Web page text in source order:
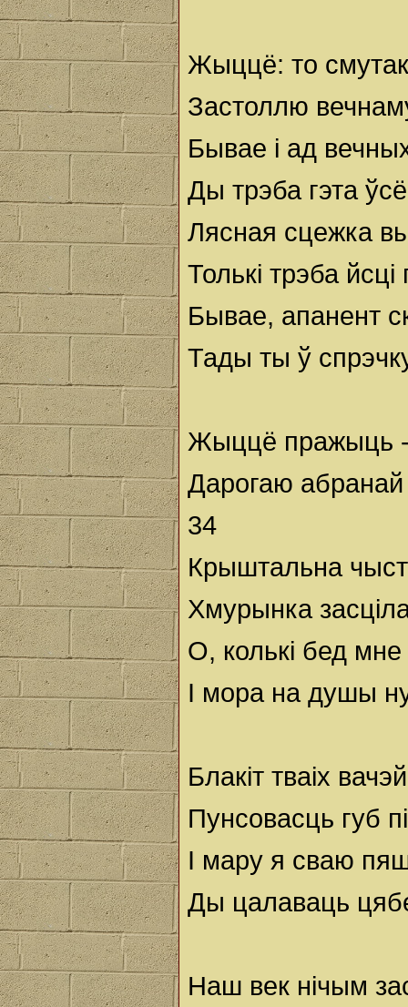
Жыццё: то
Застоллю
Бывае і ад
Ды трэба гэта
Лясная сцежка
Толькі трэба
Бывае, апанент
Тады ты ў
Жыццё пражыць -
Дарогаю абранай
34
Крыштальна
Хмурынка
О, колькі бед
І мора на душы
Блакіт тваіх
Пунсовасць губ
І мару я сваю
Ды цалаваць
Наш век нічым